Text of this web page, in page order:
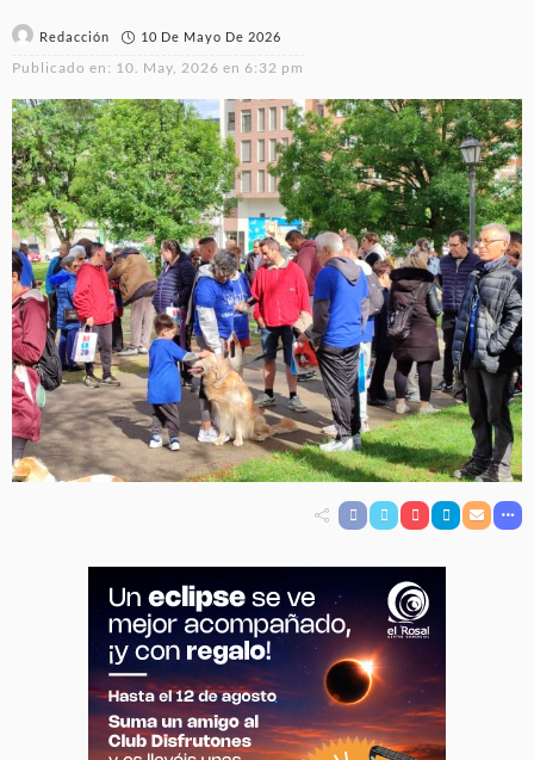
Redacción 10 De Mayo De 2026
Publicado en: 10. May, 2026 en 6:32 pm